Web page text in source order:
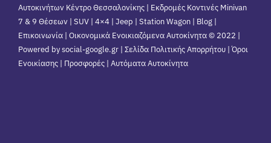
Αυτοκινήτων Κέντρο Θεσσαλονίκης | Εκδρομές Κοντινές Minivan
7 & 9 Θέσεων | SUV | 4×4 | Jeep | Station Wagon | Blog |
Επικοινωνία | Οικονομικά Ενοικιαζόμενα Αυτοκίνητα © 2022 |
Powered by social-google.gr | Σελίδα Πολιτικής Απορρήτου | Όροι
Ενοικίασης | Προσφορές | Αυτόματα Αυτοκίνητα